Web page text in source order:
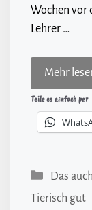
Wochen vor
Lehrer …
Mehr
Teile es einfach per
Das
Tierisch gut